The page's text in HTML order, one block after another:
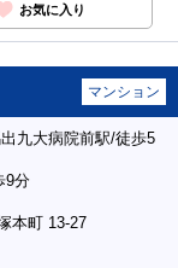
お気に入り
マンション
九大病院前駅/徒歩5
9分
本町 13-27